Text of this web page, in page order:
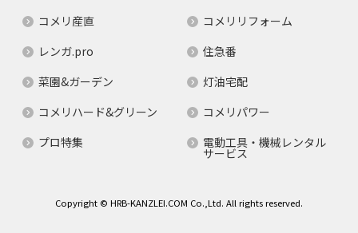
コメリ産直
コメリリフォーム
レンガ.pro
住急番
菜園&ガーデン
灯油宅配
コメリハード&グリーン
コメリパワー
プロ特集
電動工具・機械レンタル
サービス
Copyright © HRB-KANZLEI.COM Co.,Ltd. All rights reserved.